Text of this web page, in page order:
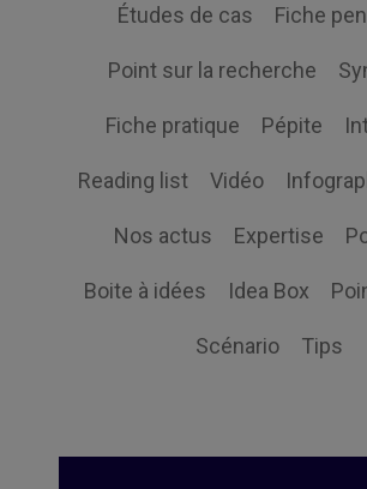
Études de cas Fiche
Point sur la recherche
Fiche pratique Pépite
Reading list Vidéo
Nos actus Expertise
Boite à idées Idea Box
Scénario Tips